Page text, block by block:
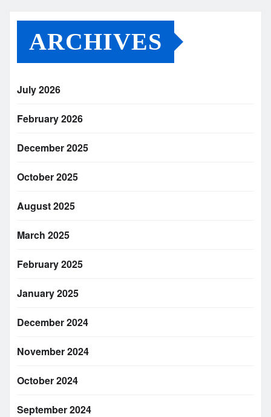
ARCHIVES
July 2026
February 2026
December 2025
October 2025
August 2025
March 2025
February 2025
January 2025
December 2024
November 2024
October 2024
September 2024